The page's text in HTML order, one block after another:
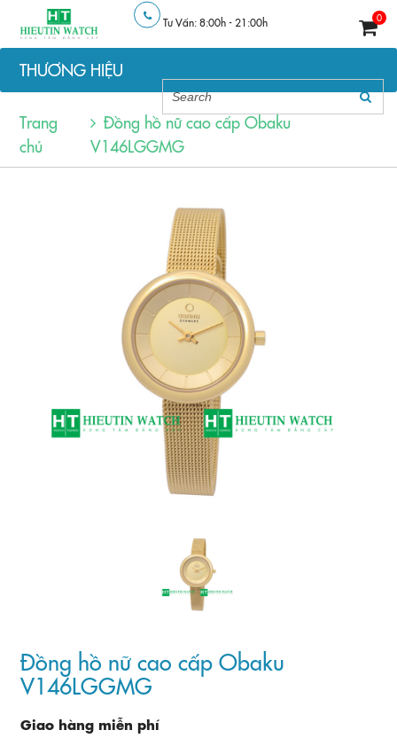
Tư Vấn: 8:00h - 21:00h 0
THƯƠNG HIỆU
Trang
chủ
Đồng hồ nữ cao cấp Obaku
V146LGGMG
Đồng hồ nữ cao cấp Obaku
V146LGGMG
Giao hàng miễn phí